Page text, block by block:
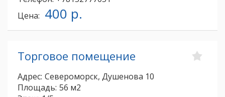
Цена: 400 р.
Торговое помещение
Адрес: Североморск, Душенова 10
Площадь: 56 м2